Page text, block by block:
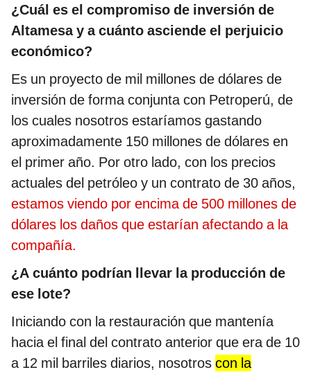
¿Cuál es el compromiso de inversión de
Altamesa y a cuánto asciende el perjuicio
económico?
Es un proyecto de mil millones de dólares de
inversión de forma conjunta con Petroperú, de
los cuales nosotros estaríamos gastando
aproximadamente 150 millones de dólares en
el primer año. Por otro lado, con los precios
actuales del petróleo y un contrato de 30 años,
estamos viendo por encima de 500 millones de
dólares los daños que estarían afectando a la
compañía.
¿A cuánto podrían llevar la producción de
ese lote?
Iniciando con la restauración que mantenía
hacia el final del contrato anterior que era de 10
a 12 mil barriles diarios, nosotros con la